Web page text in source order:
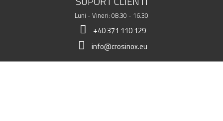
Luni - Vineri: 08.30 - 16.30
+40 371 110 129
info@crosinox.eu